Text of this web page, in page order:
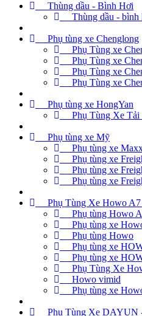
Thùng dầu - Bình Hơi
Thùng dầu - bình
Phụ tùng xe Chenglong
Phụ Tùng xe
Phụ Tùng xe
Phụ Tùng xe
Phụ Tùng xe
Phụ tùng xe HongYan
Phụ Tùng Xe
Phụ tùng xe Mỹ
Phụ tùng xe
Phụ tùng xe
Phụ tùng xe
Phụ tùng xe
Phụ Tùng Xe Howo
Phụ tùng Howo
Phụ tùng xe
Phụ tùng Howo
Phụ tùng xe
Phụ tùng xe
Phụ Tùng Xe
Howo vimid
Phụ tùng xe
Phụ Tùng Xe DAYUN